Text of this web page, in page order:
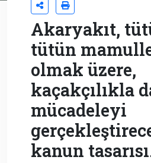
Akaryakıt,
tütün
olmak üzere,
kaçakçılıkla
mücadeleyi
kanun